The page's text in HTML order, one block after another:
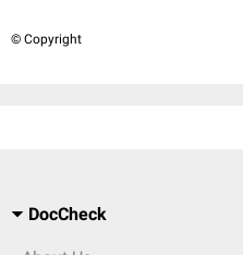
© Copyright
DocCheck